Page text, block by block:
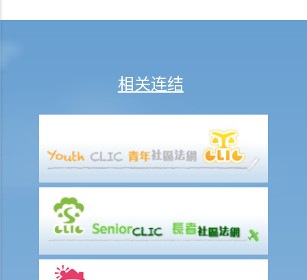
效。看来即使受权人违反有关注册的规定，他/她并没有做错甚么。那
a. 由授权人撤销持久授权
1. 我于数年前签署了一份持久授权书，委任我的长子为受权人。不过，
最近我注意到他沉溺赌博，我已不再信任他。我现在想要任命我的小女
儿作为受权人。我应该怎样做？
b. 其他情况下撤销持久授权
8. 持久授权书的主要优点
订立持久授权书的要求和步骤
相关连结